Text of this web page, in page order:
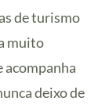
de turismo
muito
acompanha
deixo de